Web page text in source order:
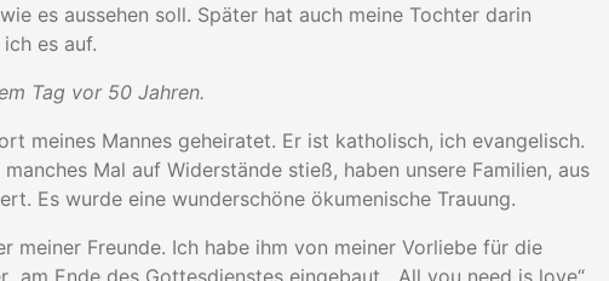
es aussehen soll. Später hat auch meine Tochter darin
es auf.
Tag vor 50 Jahren.
meines Mannes geheiratet. Er ist katholisch, ich evangelisch.
Mal auf Widerstände stieß, haben unsere Familien, aus
Es wurde eine wunderschöne ökumenische Trauung.
meiner Freunde. Ich habe ihm von meiner Vorliebe für die